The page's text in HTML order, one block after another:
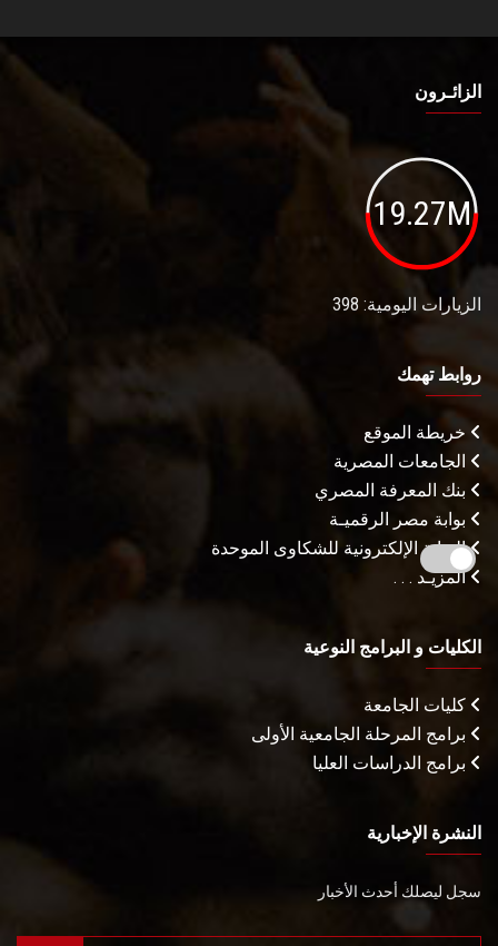
الزائـرون
19.27M
الزيارات اليومية: 398
روابط تهمك
خريطة الموقع
الجامعات المصرية
بنك المعرفة المصري
بوابة مصر الرقميـة
البوابة الإلكترونية للشكاوى الموحدة
المزيـد . . .
الكليات و البرامج النوعية
كليات الجامعة
برامج المرحلة الجامعية الأولى
برامج الدراسات العليا
النشرة الإخبارية
سجل ليصلك أحدث الأخبار